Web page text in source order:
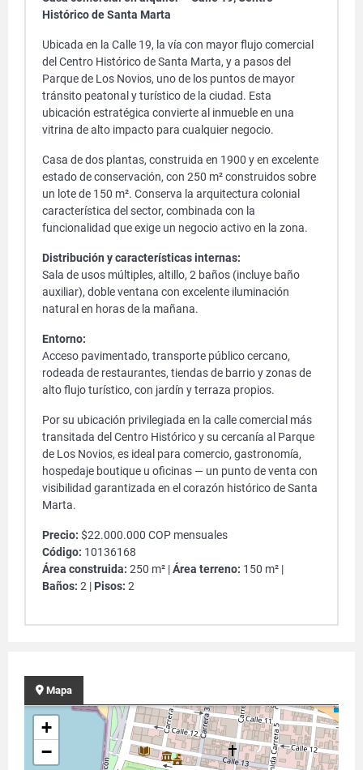
Histórico de Santa Marta
Ubicada en la Calle 19, la vía con mayor flujo comercial
del Centro Histórico de Santa Marta, y a pasos del
Parque de Los Novios, uno de los puntos de mayor
tránsito peatonal y turístico de la ciudad. Esta
ubicación estratégica convierte al inmueble en una
vitrina de alto impacto para cualquier negocio.
Casa de dos plantas, construida en 1900 y en excelente
estado de conservación, con 250 m² construidos sobre
un lote de 150 m². Conserva la arquitectura colonial
característica del sector, combinada con la
funcionalidad que exige un negocio activo en la zona.
Distribución y características internas:
Sala de usos múltiples, altillo, 2 baños (incluye baño
auxiliar), doble ventana con excelente iluminación
natural en horas de la mañana.
Entorno:
Acceso pavimentado, transporte público cercano,
rodeada de restaurantes, tiendas de barrio y zonas de
alto flujo turístico, con jardín y terraza propios.
Por su ubicación privilegiada en la calle comercial más
transitada del Centro Histórico y su cercanía al Parque
de Los Novios, es ideal para comercio, gastronomía,
hospedaje boutique u oficinas — un punto de venta con
visibilidad garantizada en el corazón histórico de Santa
Marta.
Precio: $22.000.000 COP mensuales
Código: 10136168
Área construida: 250 m² |Área terreno: 150 m² |
Baños: 2 | Pisos: 2
Mapa
+
−